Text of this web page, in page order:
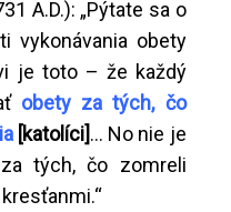
A.D.): „Pýtate sa o
vykonávania obety
je toto – že každý
obety za tých, čo
[katolíci]… No nie je
tých, čo zomreli